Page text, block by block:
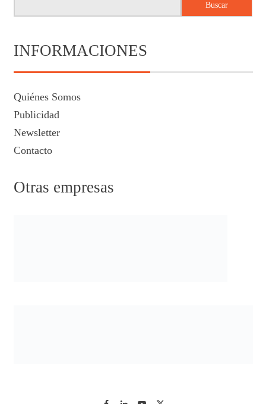
Buscar
INFORMACIONES
Quiénes Somos
Publicidad
Newsletter
Contacto
Otras empresas